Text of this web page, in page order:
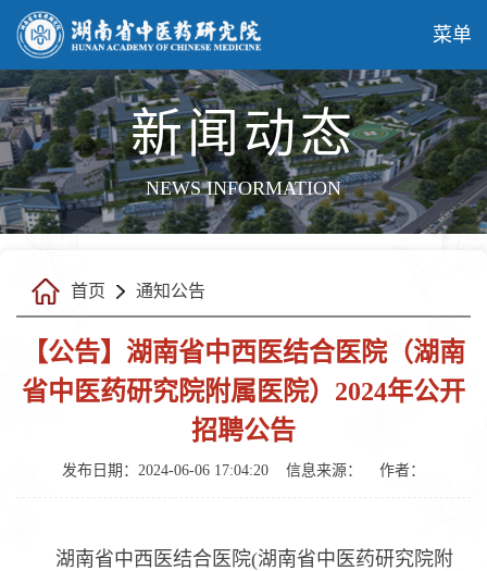
菜单
新闻动态
NEWS INFORMATION
首页 通知公告
【公告】湖南省中西医结合医院（湖南
省中医药研究院附属医院）2024年公开
招聘公告
发布日期：2024-06-06 17:04:20 信息来源： 作者：
湖南省中西医结合医院(湖南省中医药研究院附